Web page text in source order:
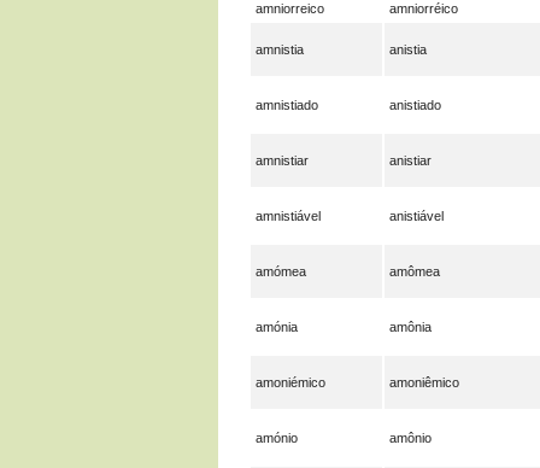
amniorreico
amniorréico
amnistia anistia
amnistiado anistiado
amnistiar anistiar
amnistiável anistiável
amómea amômea
amónia amônia
amoniémico amoniêmico
amónio amônio